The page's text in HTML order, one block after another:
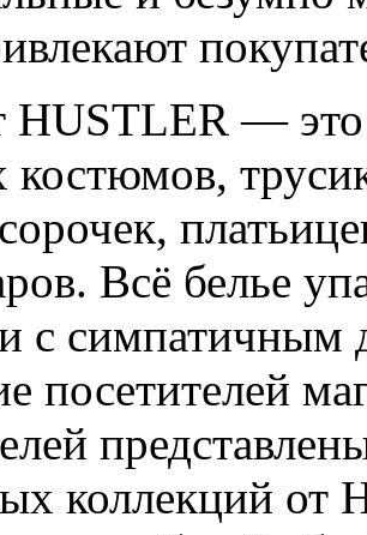
HUSTLER —
Всё белье
с симпатичным
посетителей
коллекций от